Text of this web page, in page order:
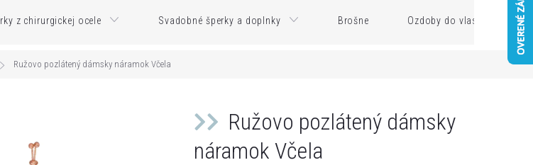
z chirurgickej ocele Svadobné šperky a doplnky Brošne Ozdoby do vlasov
Ružovo pozlátený dámsky náramok Včela
Ružovo pozlátený dámsky
náramok Včela